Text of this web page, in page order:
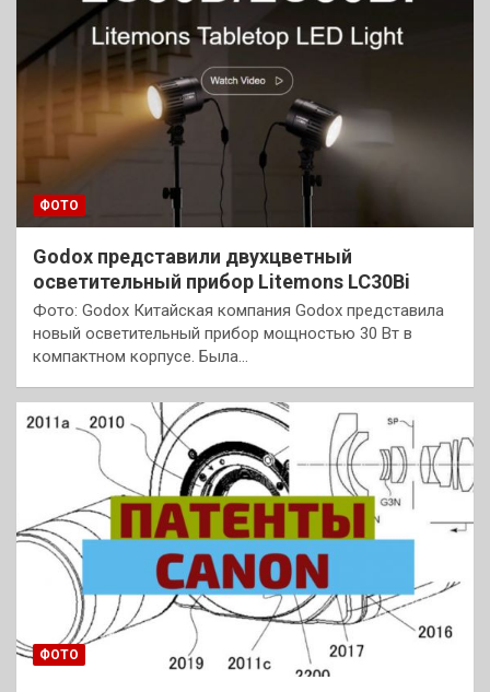
ФОТО
Godox представили двухцветный
осветительный прибор Litemons LC30Bi
Фото: Godox Китайская компания Godox представила
новый осветительный прибор мощностью 30 Вт в
компактном корпусе. Была…
ФОТО